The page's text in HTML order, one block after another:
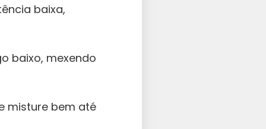
baixa,
baixo, mexendo
misture bem até